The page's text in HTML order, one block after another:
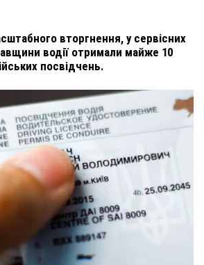
вторгнення, у сервісних
водії отримали майже 10
посвідчень.